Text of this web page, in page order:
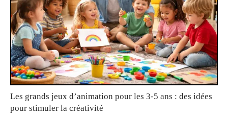
Les grands jeux d’animation pour les 3-5 ans : des idées
pour stimuler la créativité